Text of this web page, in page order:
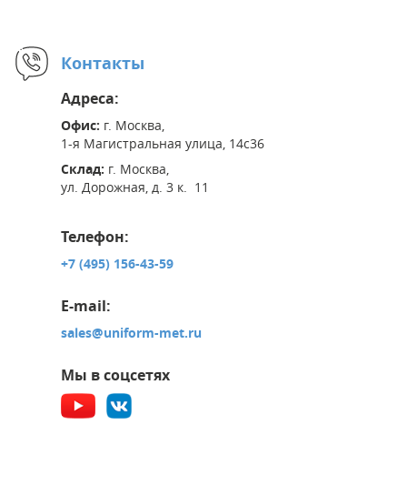
Контакты
Адреса:
Офис: г. Москва,
1-я Магистральная улица, 14с36
Склад: г. Москва,
ул. Дорожная, д. 3 к. 11
Телефон:
+7 (495) 156-43-59
E-mail:
sales@uniform-met.ru
Мы в соцсетях